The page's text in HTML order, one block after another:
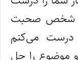
شخص صحبت
درست می‌کنم
موضوع را حل